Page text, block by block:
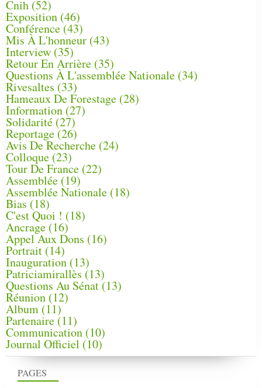
PAGES
Cnih (52)
Exposition (46)
Conférence(43)
Mis À L'honneur (43)
Interview (35)
Retour En Arrière (35)
Questions À L'assemblée Nationale (34)
Rivesaltes (33)
Hameaux De Forestage (28)
Information (27)
Solidarité (27)
Reportage(26)
Avis De Recherche (24)
Colloque (23)
Tour De France (22)
Assemblée (19)
Assemblée Nationale (18)
Bias (18)
C'est Quoi ! (18)
Ancrage (16)
Appel Aux Dons (16)
Portrait (14)
Inauguration (13)
Patriciamirallès (13)
Questions Au Sénat(13)
Réunion (12)
Album (11)
Partenaire(11)
Communication (10)
Journal Officiel (10)